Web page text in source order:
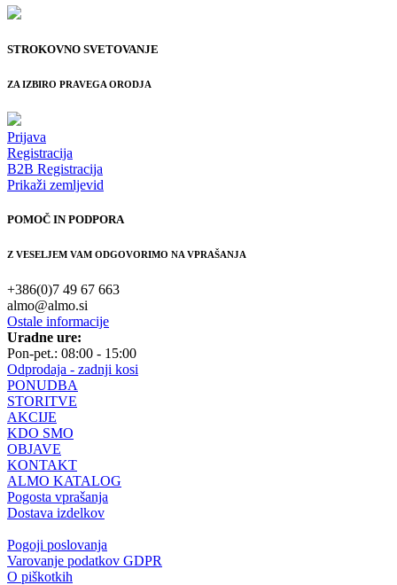
STROKOVNO SVETOVANJE
ZA IZBIRO PRAVEGA ORODJA
Prijava
Registracija
B2B Registracija
Prikaži zemljevid
POMOČ IN PODPORA
Z VESELJEM VAM ODGOVORIMO NA VPRAŠANJA
+386(0)7 49 67 663
almo@almo.si
Ostale informacije
Uradne ure:
Pon-pet.: 08:00 - 15:00
Odprodaja - zadnji kosi
PONUDBA
STORITVE
AKCIJE
KDO SMO
OBJAVE
KONTAKT
ALMO KATALOG
Pogosta vprašanja
Dostava izdelkov
Pogoji poslovanja
Varovanje podatkov GDPR
O piškotkih